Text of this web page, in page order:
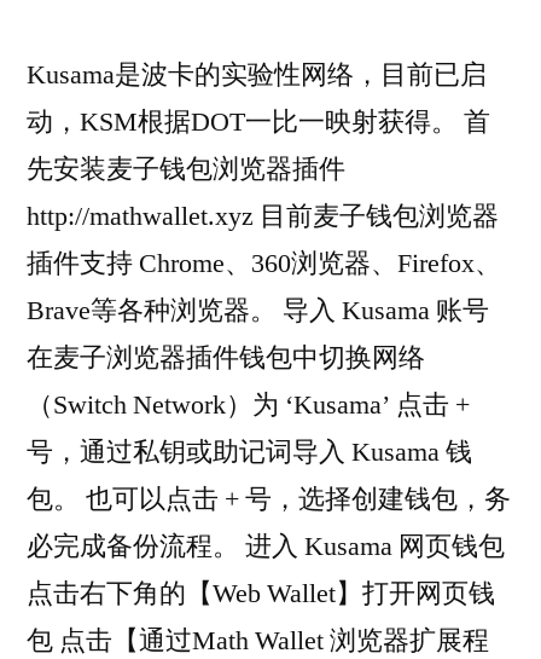
Kusama是波卡的实验性网络，目前已启
动，KSM根据DOT一比一映射获得。 首
先安装麦子钱包浏览器插件
http://mathwallet.xyz 目前麦子钱包浏览器
插件支持 Chrome、360浏览器、Firefox、
Brave等各种浏览器。 导入 Kusama 账号
在麦子浏览器插件钱包中切换网络
（Switch Network）为 ‘Kusama’ 点击 +
号，通过私钥或助记词导入 Kusama 钱
包。 也可以点击 + 号，选择创建钱包，务
必完成备份流程。 进入 Kusama 网页钱包
点击右下角的【Web Wallet】打开网页钱
包 点击【通过Math Wallet 浏览器扩展程